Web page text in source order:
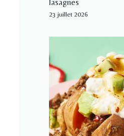
lasagnes
23 juillet 2026